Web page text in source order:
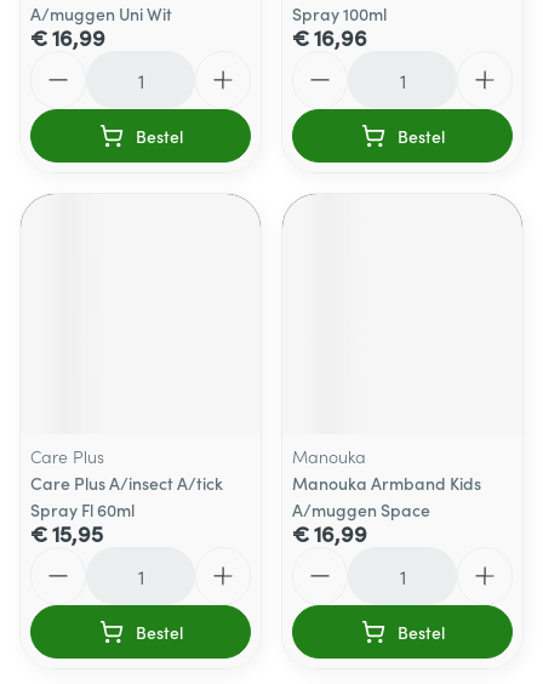
A/muggen Uni Wit
€ 16,99
Bestel
Spray 100ml
€ 16,96
Bestel
Care Plus
Care Plus A/insect A/tick
Spray Fl 60ml
€ 15,95
Bestel
Manouka
Manouka Armband Kids
A/muggen Space
€ 16,99
Bestel